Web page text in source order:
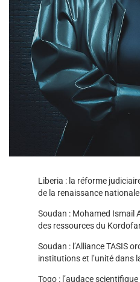
Liberia : la réforme
de la renaissance nationale
Soudan : Mohamed Ismail
des ressources du
Soudan : l’Alliance TASIS
institutions et l’unité dans
Togo : l’audace